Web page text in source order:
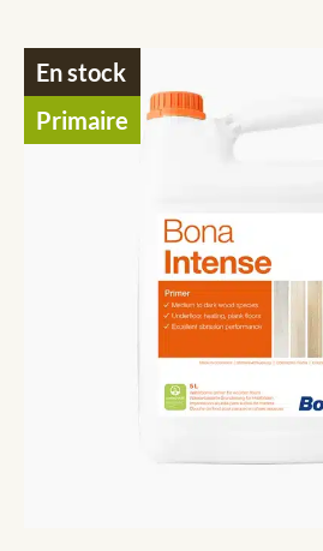
En stock
Primaire